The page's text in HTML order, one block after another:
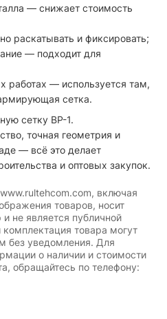
— снижает стоимость
раскатывать и фиксировать;
— подходит для
работах — используется там,
сетка.
сетку ВР-1.
точная геометрия и
— всё это делает
и оптовых закупок.
включая
товаров, носит
не является публичной
товара могут
без уведомления. Для
о наличии и стоимости
обращайтесь по телефону: